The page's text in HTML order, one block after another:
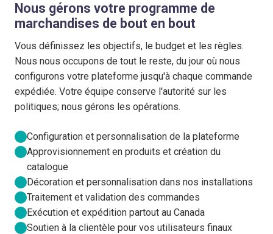
Nous gérons votre programme de
marchandises de bout en bout
Vous définissez les objectifs, le budget et les règles.
Nous nous occupons de tout le reste, du jour où nous
configurons votre plateforme jusqu'à chaque commande
expédiée. Votre équipe conserve l'autorité sur les
politiques; nous gérons les opérations.
Configuration et personnalisation de la plateforme
Approvisionnement en produits et création du
catalogue
Décoration et personnalisation dans nos installations
Traitement et validation des commandes
Exécution et expédition partout au Canada
Soutien à la clientèle pour vos utilisateurs finaux